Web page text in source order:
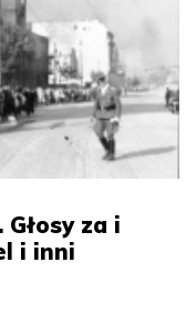
za i
i inni